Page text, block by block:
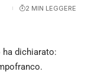
2 MIN LEGGERE
ha dichiarato: